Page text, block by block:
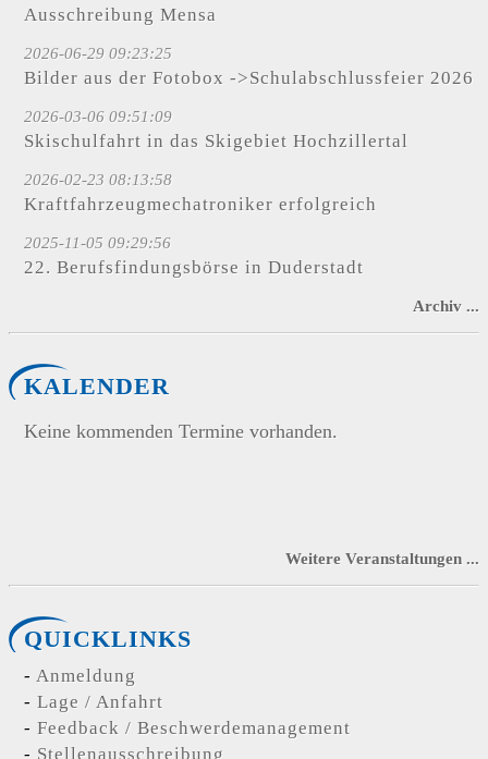
Ausschreibung Mensa
2026-06-29 09:23:25
Bilder aus der Fotobox ->Schulabschlussfeier 2026
2026-03-06 09:51:09
Skischulfahrt in das Skigebiet Hochzillertal
2026-02-23 08:13:58
Kraftfahrzeugmechatroniker erfolgreich
2025-11-05 09:29:56
22. Berufsfindungsbörse in Duderstadt
Archiv ...
KALENDER
Keine kommenden Termine vorhanden.
Weitere Veranstaltungen ...
QUICKLINKS
Anmeldung
Lage / Anfahrt
Feedback / Beschwerdemanagement
Stellenausschreibung